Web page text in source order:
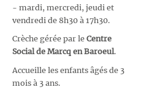
- mardi, mercredi, jeudi et
vendredi de 8h30 à 17h30.
Crèche gérée par le Centre
Social de Marcq en Baroeul.
Accueille les enfants âgés de 3
mois à 3 ans.